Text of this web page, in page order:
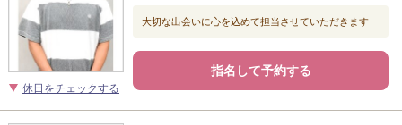
休日をチェックする
大切な出会いに心を込めて担当させていただきます
指名して予約する